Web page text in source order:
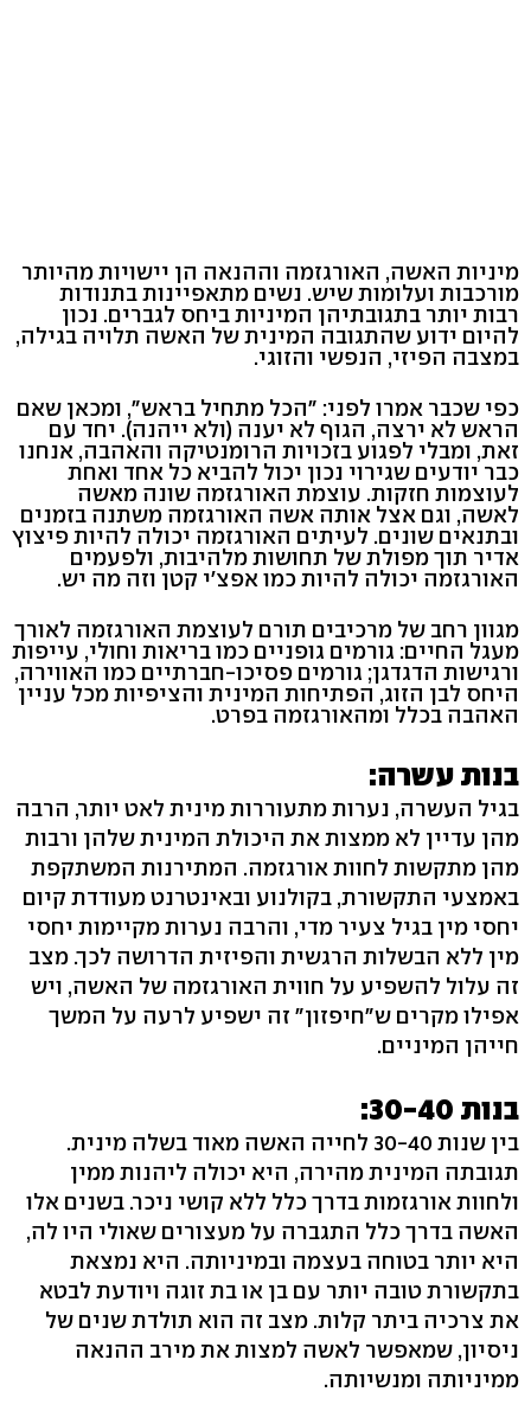
מיניות האשה, האורגזמה וההנאה הן יישויות מהיותר
מורכבות ועלומות שיש. נשים מתאפיינות בתנודות
רבות יותר בתגובתיהן המיניות ביחס לגברים. נכון
להיום ידוע שהתגובה המינית של האשה תלויה בגילה,
במצבה הפיזי, הנפשי והזוגי.
כפי שכבר אמרו לפני: "הכל מתחיל בראש", ומכאן שאם
הראש לא ירצה, הגוף לא יענה (ולא ייהנה). יחד עם
זאת, ומבלי לפגוע בזכויות הרומנטיקה והאהבה, אנחנו
כבר יודעים שגירוי נכון יכול להביא כל אחד ואחת
לעוצמות חזקות. עוצמת האורגזמה שונה מאשה
לאשה, וגם אצל אותה אשה האורגזמה משתנה בזמנים
ובתנאים שונים. לעיתים האורגזמה יכולה להיות פיצוץ
אדיר תוך מפולת של תחושות מלהיבות, ולפעמים
האורגזמה יכולה להיות כמו אפצ'י קטן וזה מה יש.
מגוון רחב של מרכיבים תורם לעוצמת האורגזמה לאורך
מעגל החיים: גורמים גופניים כמו בריאות וחולי, עייפות
ורגישות הדגדגן; גורמים פסיכו-חברתיים כמו האווירה,
היחס לבן הזוג, הפתיחות המינית והציפיות מכל עניין
האהבה בכלל ומהאורגזמה בפרט.
בנות עשרה:
בגיל העשרה, נערות מתעוררות מינית לאט יותר, הרבה
מהן עדיין לא ממצות את היכולת המינית שלהן ורבות
מהן מתקשות לחוות אורגזמה. המתירנות המשתקפת
באמצעי התקשורת, בקולנוע ובאינטרנט מעודדת קיום
יחסי מין בגיל צעיר מדי, והרבה נערות מקיימות יחסי
מין ללא הבשלות הרגשית והפיזית הדרושה לכך. מצב
זה עלול להשפיע על חווית האורגזמה של האשה, ויש
אפילו מקרים ש"חיפזון" זה ישפיע לרעה על המשך
חייהן המיניים.
בנות 30-40:
בין שנות 30-40 לחייה האשה מאוד בשלה מינית.
תגובתה המינית מהירה, היא יכולה ליהנות ממין
ולחוות אורגזמות בדרך כלל ללא קושי ניכר. בשנים אלו
האשה בדרך כלל התגברה על מעצורים שאולי היו לה,
היא יותר בטוחה בעצמה ובמיניותה. היא נמצאת
בתקשורת טובה יותר עם בן או בת זוגה ויודעת לבטא
את צרכיה ביתר קלות. מצב זה הוא תולדת שנים של
ניסיון, שמאפשר לאשה למצות את מירב ההנאה
ממיניותה ומנשיותה.